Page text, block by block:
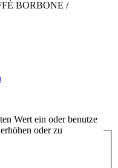
Wert ein oder benutze
oder zu